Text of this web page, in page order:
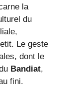
la
du
Le geste
dont le
Bandiat,
fini.